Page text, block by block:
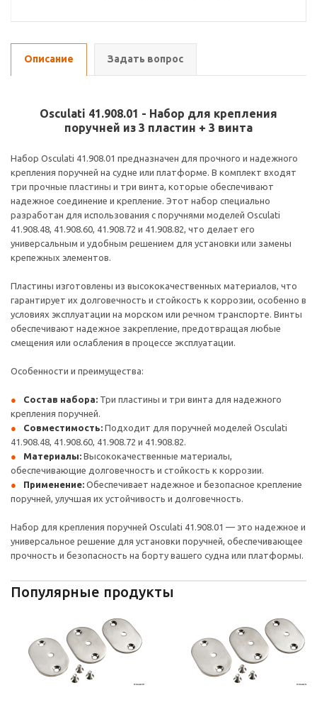
Описание Задать вопрос
Osculati 41.908.01 - Набор для крепления
поручней из 3 пластин + 3 винта
Набор Osculati 41.908.01 предназначен для прочного и надежного
крепления поручней на судне или платформе. В комплект входят
три прочные пластины и три винта, которые обеспечивают
надежное соединение и крепление. Этот набор специально
разработан для использования с поручнями моделей Osculati
41.908.48, 41.908.60, 41.908.72 и 41.908.82, что делает его
универсальным и удобным решением для установки или замены
крепежных элементов.
Пластины изготовлены из высококачественных материалов, что
гарантирует их долговечность и стойкость к коррозии, особенно в
условиях эксплуатации на морском или речном транспорте. Винты
обеспечивают надежное закрепление, предотвращая любые
смещения или ослабления в процессе эксплуатации.
Особенности и преимущества:
Состав набора: Три пластины и три винта для надежного
крепления поручней.
Совместимость: Подходит для поручней моделей Osculati
41.908.48, 41.908.60, 41.908.72 и 41.908.82.
Материалы: Высококачественные материалы,
обеспечивающие долговечность и стойкость к коррозии.
Применение: Обеспечивает надежное и безопасное крепление
поручней, улучшая их устойчивость и долговечность.
Набор для крепления поручней Osculati 41.908.01 — это надежное и
универсальное решение для установки поручней, обеспечивающее
прочность и безопасность на борту вашего судна или платформы.
Популярные продукты